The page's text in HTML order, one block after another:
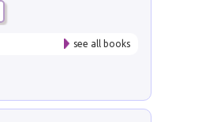
see all books